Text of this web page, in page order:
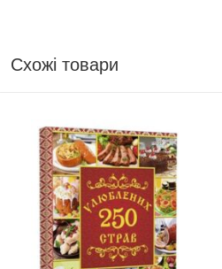
Схожі товари